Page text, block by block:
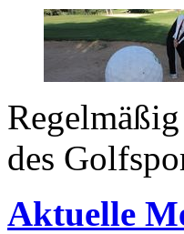
des
Aktuelle